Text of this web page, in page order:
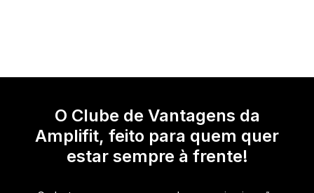
O Clube de Vantagens da
Amplifit, feito para quem quer
estar sempre à frente!